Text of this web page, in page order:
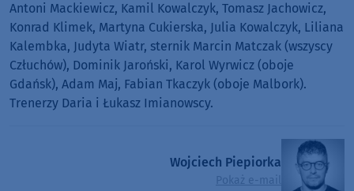
Antoni Mackiewicz, Kamil Kowalczyk, Tomasz Jachowicz,
Konrad Klimek, Martyna Cukierska, Julia Kowalczyk, Liliana
Kalembka, Judyta Wiatr, sternik Marcin Matczak (wszyscy
Człuchów), Dominik Jaroński, Karol Wyrwicz (oboje
Gdańsk), Adam Maj, Fabian Tkaczyk (oboje Malbork).
Trenerzy Daria i Łukasz Imianowscy.
Wojciech Piepiorka
Pokaż e-mail